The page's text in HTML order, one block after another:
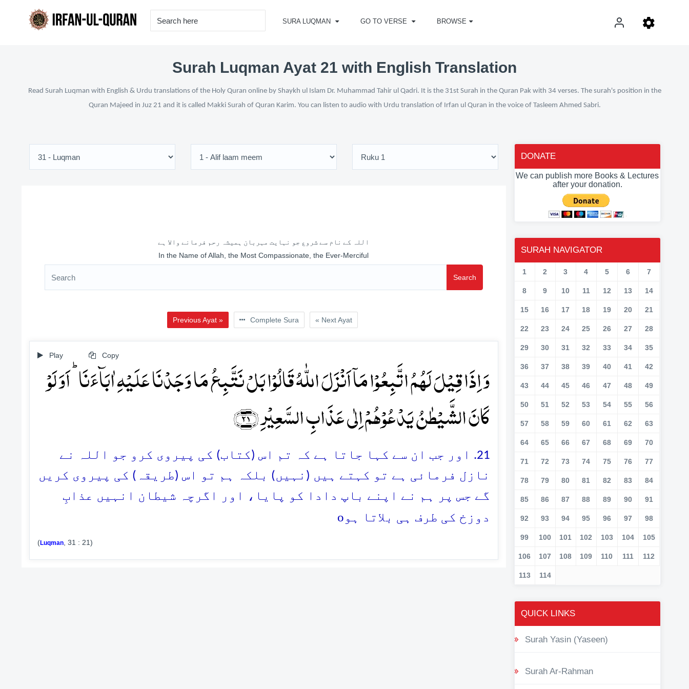
SURA LUQMAN GO TO VERSE BROWSE
Surah Luqman Ayat 21 with English Translation
Read Surah Luqman with English & Urdu translations of the Holy Quran online by Shaykh ul Islam Dr. Muhammad Tahir ul Qadri. It is the 31st Surah in the Quran Pak with 34 verses. The surah's position in the
Quran Majeed in Juz 21 and it is called Makki Surah of Quran Karim. You can listen to audio with Urdu translation of Irfan ul Quran in the voice of Tasleem Ahmed Sabri.
اللہ کے نام سے شروع جو نہایت مہربان ہمیشہ رحم فرمانے والا ہے
In the Name of Allah, the Most Compassionate, the Ever-Merciful
Search
Previous Ayat » Complete Sura « Next Ayat
Play Copy
وَ اِذَا قِیۡلَ لَہُمُ اتَّبِعُوۡا مَاۤ اَنۡزَلَ اللّٰہُ قَالُوۡا بَلۡ نَتَّبِعُ مَا وَجَدۡنَا عَلَیۡہِ اٰبَآءَنَا ؕ اَوَ لَوۡ
کَانَ الشَّیۡطٰنُ یَدۡعُوۡہُمۡ اِلٰی عَذَابِ السَّعِیۡرِ ﴿۲۱﴾
21. اور جب ان سے کہا جاتا ہے کہ تم اس (کتاب) کی پیروی کرو جو اللہ نے
نازل فرمائی ہے تو کہتے ہیں (نہیں) بلکہ ہم تو اس (طریقہ) کی پیروی کریں
گے جس پر ہم نے اپنے باپ دادا کو پایا، اور اگرچہ شیطان انہیں عذابِ
دوزخ کی طرف ہی بلاتا ہو o
(Luqman, 31 : 21)
DONATE
We can publish more Books & Lectures
after your donation.
SURAH NAVIGATOR
1 2 3 4 5 6 7
8 9 10 11 12 13 14
15 16 17 18 19 20 21
22 23 24 25 26 27 28
29 30 31 32 33 34 35
36 37 38 39 40 41 42
43 44 45 46 47 48 49
50 51 52 53 54 55 56
57 58 59 60 61 62 63
64 65 66 67 68 69 70
71 72 73 74 75 76 77
78 79 80 81 82 83 84
85 86 87 88 89 90 91
92 93 94 95 96 97 98
99 100 101 102 103 104 105
106 107 108 109 110 111 112
113 114
QUICK LINKS
Surah Yasin (Yaseen)
Surah Ar-Rahman